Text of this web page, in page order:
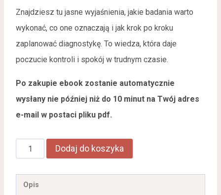
Znajdziesz tu jasne wyjaśnienia, jakie badania warto
wykonać, co one oznaczają i jak krok po kroku
zaplanować diagnostykę. To wiedza, która daje
poczucie kontroli i spokój w trudnym czasie.
Po zakupie ebook zostanie automatycznie
wysłany nie później niż do 10 minut na Twój adres
e-mail w postaci pliku pdf.
Dodaj do koszyka
Opis